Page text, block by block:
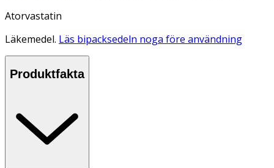
Atorvastatin
Läkemedel. Läs bipacksedeln noga före användning
Produktfakta